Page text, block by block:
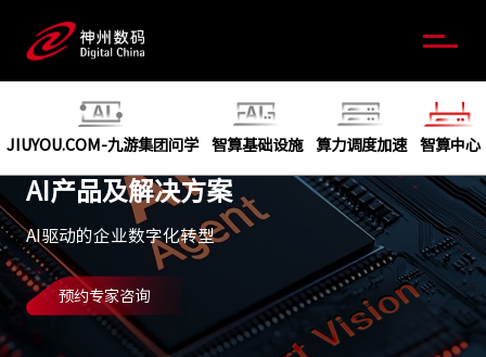
AI产品及解决方案
AI驱动的企业数字化转型
预约专家咨询
JIUYOU.COM-九游集团问学 智算基础设施 算力调度加速 智算中心